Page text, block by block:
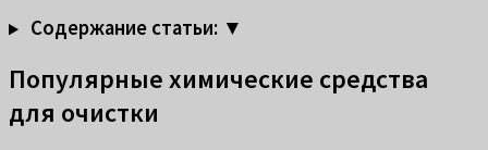
Содержание статьи: ▼
Популярные химические средства
для очистки